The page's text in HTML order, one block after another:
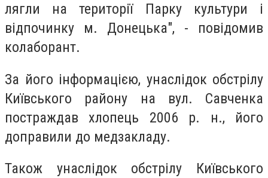
лягли на території Парку культури і
відпочинку м. Донецька", - повідомив
колаборант.
За його інформацією, унаслідок обстрілу
Київського району на вул. Савченка
постраждав хлопець 2006 р. н., його
доправили до медзакладу.
Також унаслідок обстрілу Київського